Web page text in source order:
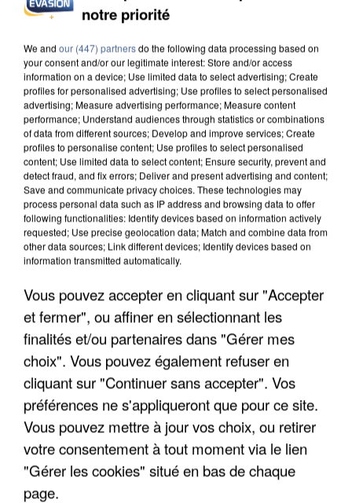
INCENDIES : L’ÎLE-DE-FRANCE LANCE UN ÉLAN
APRÈS TOUTES CES CANICULES, LES REFUGES
DE FAUNE SAUVAGE SONT...
notre priorité
We and our (447) partnersdo the following data processing based on
your consent and/or our legitimate interest: Store and/or access
information on a device; Use limited data to select advertising; Create
profiles for personalised advertising; Use profiles to select personalised
advertising; Measure advertising performance; Measure content
performance; Understand audiences through statistics or combinations
of data from different sources; Develop and improve services; Create
profiles to personalise content; Use profiles to select personalised
content; Use limited data to select content; Ensure security, prevent and
detect fraud, and fix errors; Deliver and present advertising and content;
Save and communicate privacy choices. These technologies may
process personal data such as IP address and browsing data to offer
following functionalities: Identify devices based on information actively
requested; Use precise geolocation data; Match and combine data from
other data sources; Link different devices; Identify devices based on
information transmitted automatically.
Vous pouvez accepter en cliquant sur "Accepter
et fermer", ou affiner en sélectionnant les
finalités et/ou partenaires dans "Gérer mes
choix". Vous pouvez également refuser en
cliquant sur "Continuer sans accepter". Vos
préférences ne s'appliqueront que pour ce site.
Vous pouvez mettre à jour vos choix, ou retirer
votre consentement à tout moment via le lien
"Gérer les cookies" situé en bas de chaque
page.